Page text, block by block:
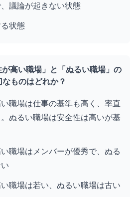
議論が起きない状態
状態
高い職場」と「ぬるい職場」の
ものはどれか？
職場は仕事の基準も高く、率直
ぬるい職場は安全性は高いが基
職場はメンバーが優秀で、ぬる
職場は若い、ぬるい職場は古い